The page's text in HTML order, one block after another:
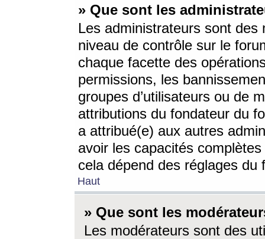
» Que sont les
Les administrateurs sont
niveau de contrôle sur le
chaque facette des
permissions, les
groupes d’utilisateurs ou de
attributions du fondateur du
a attribué(e) aux autres
avoir les capacités
cela dépend des réglages du
Haut
» Que sont les
Les modérateurs sont des